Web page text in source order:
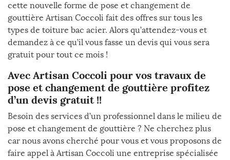
cette nouvelle forme de pose et changement de
gouttière Artisan Coccoli fait des offres sur tous les
types de toiture bac acier. Alors qu’attendez-vous et
demandez à ce qu’il vous fasse un devis qui vous sera
gratuit pour tout ce mois !
Avec Artisan Coccoli pour vos travaux de
pose et changement de gouttière profitez
d’un devis gratuit !!
Besoin des services d’un professionnel dans le milieu de
pose et changement de gouttière ? Ne cherchez plus
car nous avons cherché pour vous et vous proposons de
faire appel à Artisan Coccoli une entreprise spécialisée